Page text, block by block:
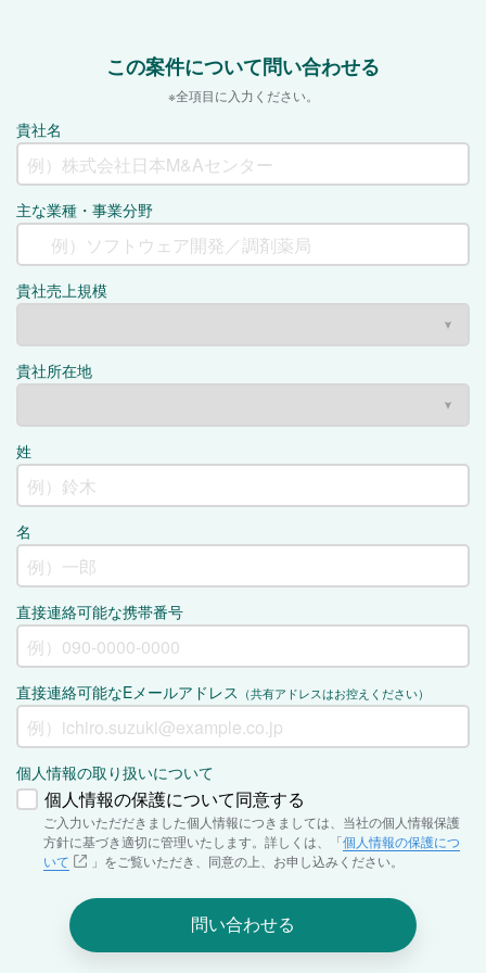
この案件について問い合わせる
※全項目に入力ください。
貴社名
主な業種・事業分野
貴社売上規模
貴社所在地
姓
名
直接連絡可能な携帯番号
直接連絡可能なEメールアドレス （共有アドレスはお控えください）
個人情報の取り扱いについて
個人情報の保護について同意する
ご入力いただだきました個人情報につきましては、当社の個人情報保護
方針に基づき適切に管理いたします。詳しくは、「個人情報の保護につ
いて
」をご覧いただき、同意の上、お申し込みください。
問い合わせる